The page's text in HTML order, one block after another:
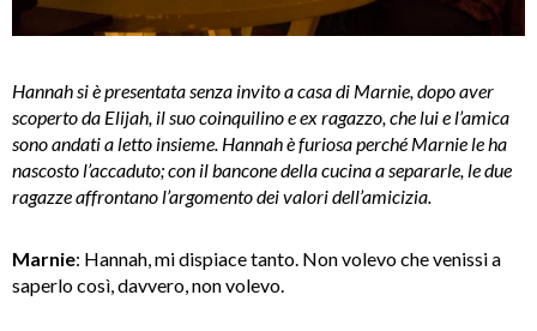
Hannah si è presentata senza invito a casa di Marnie, dopo aver
scoperto da Elijah, il suo coinquilino e ex ragazzo, che lui e l’amica
sono andati a letto insieme. Hannah è furiosa perché Marnie le ha
nascosto l’accaduto; con il bancone della cucina a separarle, le due
ragazze affrontano l’argomento dei valori dell’amicizia.
Marnie: Hannah, mi dispiace tanto. Non volevo che venissi a
saperlo così, davvero, non volevo.